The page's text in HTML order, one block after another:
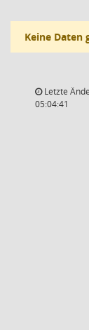
Keine Daten
Letzte
05:04:41